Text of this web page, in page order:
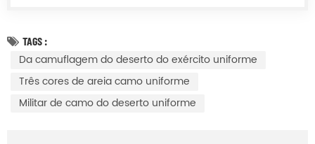
TAGS :
Da camuflagem do deserto do exército uniforme
Três cores de areia camo uniforme
Militar de camo do deserto uniforme